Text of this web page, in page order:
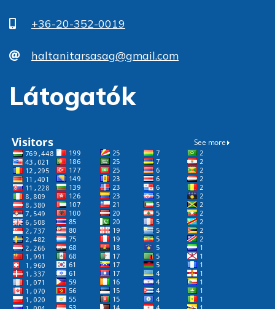
+36-20-352-0019
haltanitarsasag@gmail.com
Látogatók